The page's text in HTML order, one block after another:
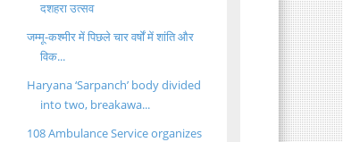
दशहरा उत्सव
जम्मू-कश्मीर में पिछले चार वर्षों में शांति और
विक...
Haryana ‘Sarpanch’ body divided
into two, breakawa...
108 Ambulance Service organizes